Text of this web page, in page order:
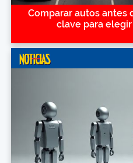
Comparar autos antes
clave para